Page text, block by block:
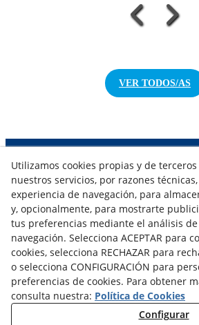
VER TODOS/AS
NOTICIAS AEROTERMIA
NOTICIAS FOTOVOLTAICA
NOTICIAS CLIMATIZACIÓN
NOTICIAS CALEFACCIÓN
NOTICIAS BIOMASA
NOTICIAS VENTILACIÓN
NOTICIAS ACS
TARIFAS FABRICANTES
Utilizamos cookies propias y de
nuestros servicios, por razones
experiencia de navegación, para
y, opcionalmente, para mostrarte
tus preferencias mediante el análisis
navegación. Selecciona ACEPTAR para
cookies, selecciona RECHAZAR para
o selecciona CONFIGURACIÓN para
preferencias de cookies. Para obtener
consulta nuestra: Política de Cookies
Configurar